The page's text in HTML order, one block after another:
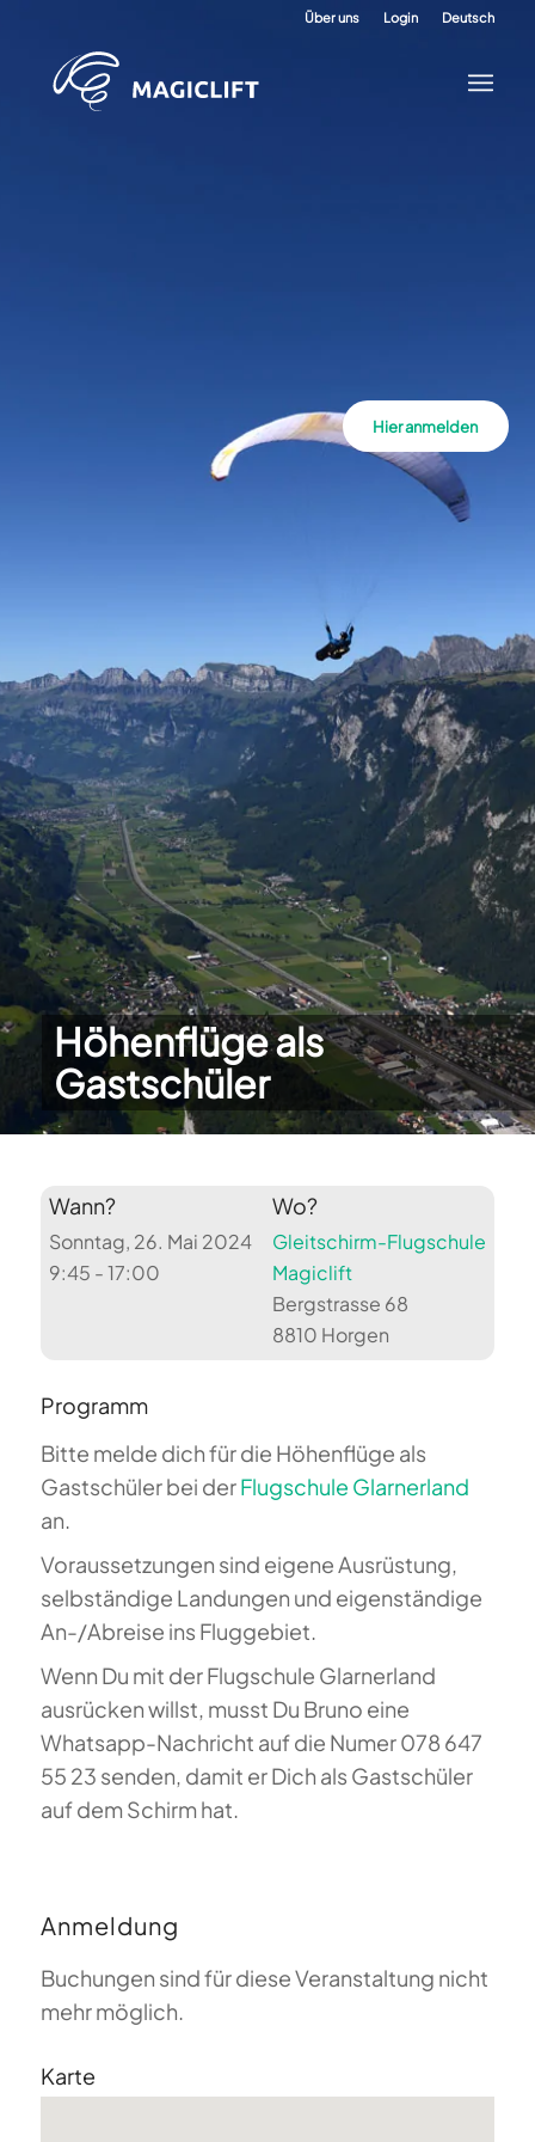
Über uns Login Deutsch
Höhenflüge als
Gastschüler
Hier anmelden
Wann?
Sonntag, 26. Mai 2024
9:45 - 17:00
Wo?
Gleitschirm-Flugschule
Magiclift
Bergstrasse 68
8810 Horgen
Programm
Bitte melde dich für die Höhenflüge als
Gastschüler bei derFlugschule Glarnerland
an.
Voraussetzungen sind eigene Ausrüstung,
selbständige Landungen und eigenständige
An-/Abreise ins Fluggebiet.
Wenn Du mit der Flugschule Glarnerland
ausrücken willst, musst Du Bruno eine
Whatsapp-Nachricht auf die Numer 078 647
55 23 senden, damit er Dich als Gastschüler
auf dem Schirm hat.
Anmeldung
Buchungen sind für diese Veranstaltung nicht
mehr möglich.
Karte